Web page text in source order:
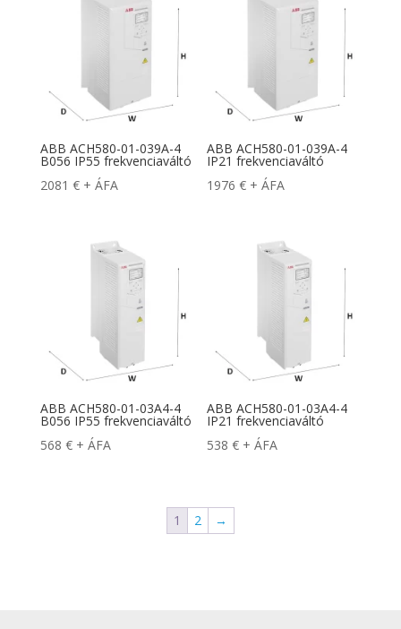
ABB ACH580-01-039A-4
B056 IP55 frekvenciaváltó
2081 € + ÁFA
ABB ACH580-01-039A-4
IP21 frekvenciaváltó
1976€ + ÁFA
ABB ACH580-01-03A4-4
B056 IP55 frekvenciaváltó
568 € + ÁFA
ABB ACH580-01-03A4-4
IP21 frekvenciaváltó
538€ + ÁFA
1 2 →